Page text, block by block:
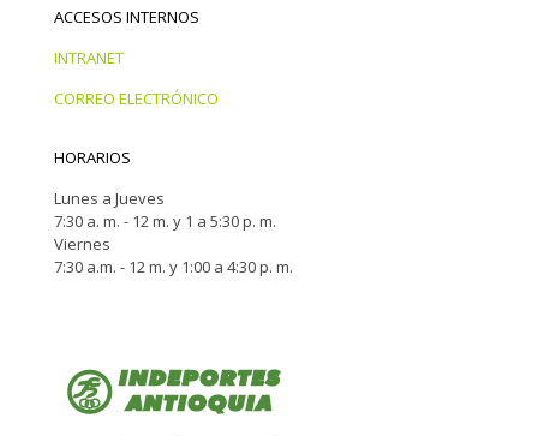
ACCESOS INTERNOS
INTRANET
CORREO ELECTRÓNICO
HORARIOS
Lunes a Jueves
7:30 a. m. - 12 m. y 1 a 5:30 p. m.
Viernes
7:30 a.m. - 12 m. y 1:00 a 4:30 p. m.